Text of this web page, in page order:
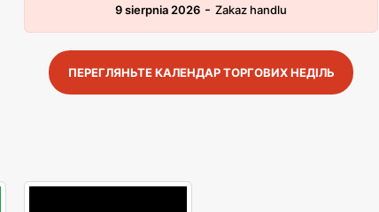
9 sierpnia 2026 - Zakaz handlu
ПЕРЕГЛЯНЬТЕ КАЛЕНДАР ТОРГОВИХ НЕДІЛЬ